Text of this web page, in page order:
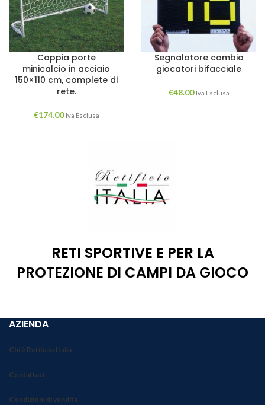
Coppia porte
minicalcio in acciaio
150×110 cm, complete di
rete.
€174.00 Iva Esclusa
Segnalatore cambio
giocatori bifacciale
€48.00 Iva Esclusa
RETI SPORTIVE E PER LA
PROTEZIONE DI CAMPI DA GIOCO
AZIENDA
Chi è Retificio Italia
Contattaci
Condizioni di vendita